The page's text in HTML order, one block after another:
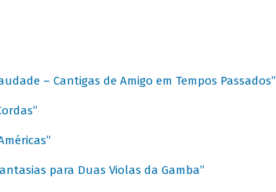
– Cantigas de Amigo em Tempos Passados”
para Duas Violas da Gamba”